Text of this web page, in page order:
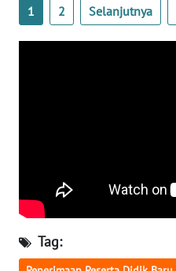
1 2 Selanjutnya
Tag:
WN
BABEL
WN
BENGKULU
WN